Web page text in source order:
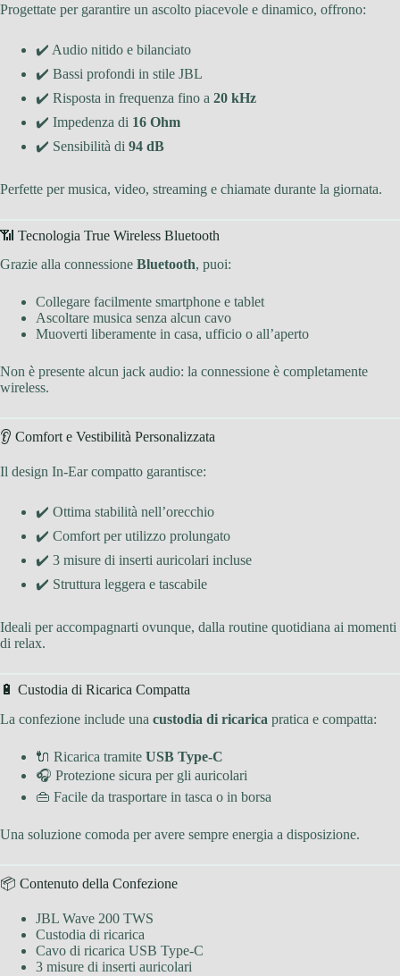
Progettate per garantire un ascolto piacevole e dinamico, offrono:
✔️ Audio nitido e bilanciato
✔️ Bassi profondi in stile JBL
✔️ Risposta in frequenza fino a 20 kHz
✔️ Impedenza di 16 Ohm
✔️ Sensibilità di 94 dB
Perfette per musica, video, streaming e chiamate durante la giornata.
📶 Tecnologia True Wireless Bluetooth
Grazie alla connessione Bluetooth, puoi:
Collegare facilmente smartphone e tablet
Ascoltare musica senza alcun cavo
Muoverti liberamente in casa, ufficio o all’aperto
Non è presente alcun jack audio: la connessione è completamente
wireless.
👂 Comfort e Vestibilità Personalizzata
Il design In-Ear compatto garantisce:
✔️ Ottima stabilità nell’orecchio
✔️ Comfort per utilizzo prolungato
✔️ 3 misure di inserti auricolari incluse
✔️ Struttura leggera e tascabile
Ideali per accompagnarti ovunque, dalla routine quotidiana ai momenti
di relax.
🔋 Custodia di Ricarica Compatta
La confezione include una custodia di ricarica pratica e compatta:
🔌 Ricarica tramite USB Type-C
🎧 Protezione sicura per gli auricolari
👜 Facile da trasportare in tasca o in borsa
Una soluzione comoda per avere sempre energia a disposizione.
📦 Contenuto della Confezione
JBL Wave 200 TWS
Custodia di ricarica
Cavo di ricarica USB Type-C
3 misure di inserti auricolari